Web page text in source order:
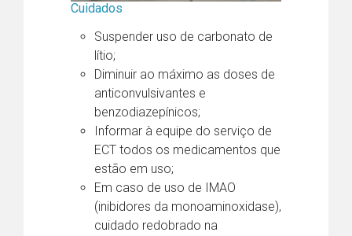
Cuidados
Suspender uso de carbonato de
lítio;
Diminuir ao máximo as doses de
anticonvulsivantes e
benzodiazepínicos;
Informar à equipe do serviço de
ECT todos os medicamentos que
estão em uso;
Em caso de uso de IMAO
(inibidores da monoaminoxidase),
cuidado redobrado na